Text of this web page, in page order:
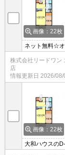
画像：22枚
ネット無料☆
株式会社リードワン
店
情報更新日 2026/08/
画像：22枚
大和ハウスの